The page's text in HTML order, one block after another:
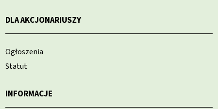
DLA AKCJONARIUSZY
Ogłoszenia
Statut
INFORMACJE